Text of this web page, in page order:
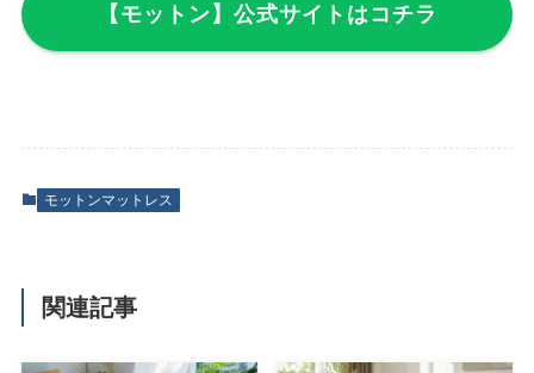
【モットン】公式サイトはコチラ
モットンマットレス
関連記事